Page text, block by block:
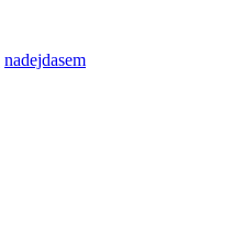
nadejdasem